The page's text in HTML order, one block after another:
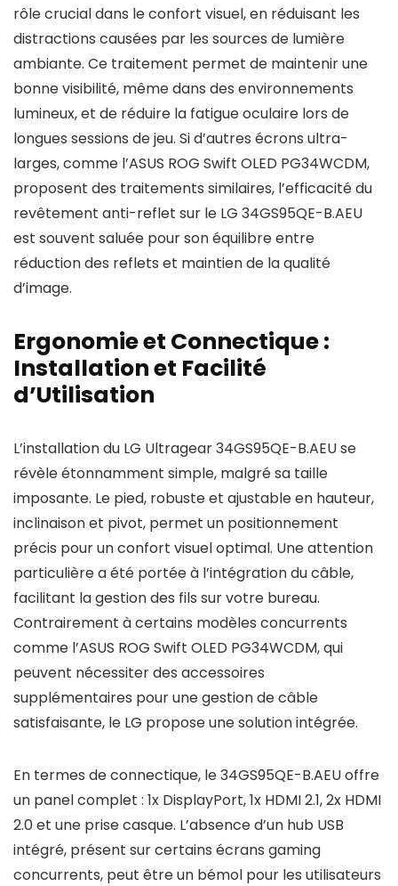
rôle crucial dans le confort visuel, en réduisant les
distractions causées par les sources de lumière
ambiante. Ce traitement permet de maintenir une
bonne visibilité, même dans des environnements
lumineux, et de réduire la fatigue oculaire lors de
longues sessions de jeu. Si d’autres écrons ultra-
larges, comme l’ASUS ROG Swift OLED PG34WCDM,
proposent des traitements similaires, l’efficacité du
revêtement anti-reflet sur le LG 34GS95QE-B.AEU
est souvent saluée pour son équilibre entre
réduction des reflets et maintien de la qualité
d’image.
Ergonomie et Connectique :
Installation et Facilité
d’Utilisation
L’installation du LG Ultragear 34GS95QE-B.AEU se
révèle étonnamment simple, malgré sa taille
imposante. Le pied, robuste et ajustable en hauteur,
inclinaison et pivot, permet un positionnement
précis pour un confort visuel optimal. Une attention
particulière a été portée à l’intégration du câble,
facilitant la gestion des fils sur votre bureau.
Contrairement à certains modèles concurrents
comme l’ASUS ROG Swift OLED PG34WCDM, qui
peuvent nécessiter des accessoires
supplémentaires pour une gestion de câble
satisfaisante, le LG propose une solution intégrée.
En termes de connectique, le 34GS95QE-B.AEU offre
un panel complet : 1x DisplayPort, 1x HDMI 2.1, 2x HDMI
2.0 et une prise casque. L’absence d’un hub USB
intégré, présent sur certains écrans gaming
concurrents, peut être un bémol pour les utilisateurs